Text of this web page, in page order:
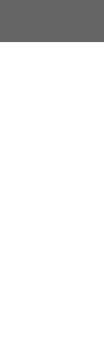
content